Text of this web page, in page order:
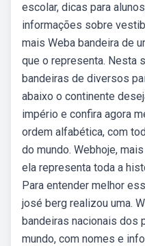
escolar, dicas para
informações sobre
mais Weba bandeira de
que o representa. Nesta
bandeiras de diversos
abaixo o continente
império e confira agora
ordem alfabética, com
do mundo. Webhoje,
ela representa toda a
Para entender melhor
josé berg realizou uma.
bandeiras nacionais dos
mundo, com nomes e